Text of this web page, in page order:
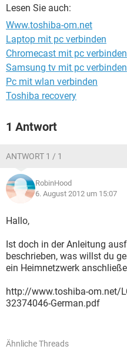
Lesen Sie auch:
Www.toshiba-om.net
Laptop mit pc verbinden
Chromecast mit pc verbinden
Samsung tv mit pc verbinden
Pc mit wlan verbinden
Toshiba recovery
1 Antwort
ANTWORT 1 / 1
RobinHood
6. August 2012 um 15:07
Hallo,
Ist doch in der Anleitung
beschrieben, was willst du
ein Heimnetzwerk
http://www.toshiba-om.net/
32374046-German.pdf
Ähnliche Threads